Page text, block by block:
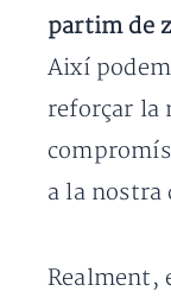
partim de
Així
reforçar la
a la nostra
Realment,